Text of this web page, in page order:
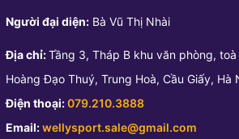
Người đại diện: Bà Vũ Thị Nhài
Địa chỉ:Tầng 3, Tháp B khu văn phòng,
Hoàng Đạo Thuý, Trung Hoà, Cầu Giấy, Hà
Điện thoại:079.210.3888
Email:wellysport.sale@gmail.com